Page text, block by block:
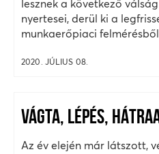
lesznek a következő
nyertesei, derül ki a
munkaerőpiaci felmérésből.
2020. JÚLIUS 08.
VÁGTA, LÉPÉS,
Az év elején már látszott,